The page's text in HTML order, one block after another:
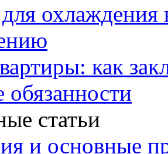
охлаждения
как
обязанности
статьи
и основные